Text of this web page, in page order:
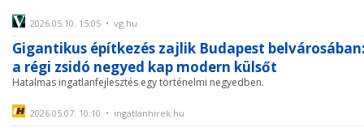
2026.05.10. 15:05 • vg.hu
Gigantikus építkezés zajlik Budapest
a régi zsidó negyed kap modern külsőt
Hatalmas ingatlanfejlesztés egy történelmi negyedben.
2026.05.07. 10:10 • ingatlanhirek.hu